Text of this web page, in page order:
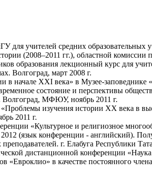
учителей средних образовательных
(2008–2011 гг.), областной комиссии
образования лекционный курс для
Волгоград, март 2008 г.
начале ХХI века» в Музее-заповеднике
состояние и перспективы
Волгоград, МФЮУ, ноябрь 2011 г.
изучения истории ХХ века в
2011 г.
«Культурное и религиозное
(язык конференции - английский).
г. Елабуга Республики
дистанционной конференции
в качестве постоянного